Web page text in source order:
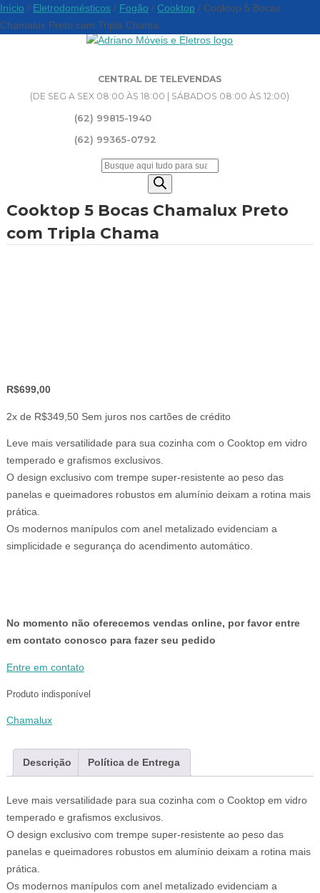
CENTRAL DE TELEVENDAS
(DE SEG A SEX 08:00 ÀS 18:00 | SÁBADOS 08:00 ÀS 12:00)
(62) 99815-1940
(62) 99365-0792
Pesquisar
Início / Eletrodomésticos / Fogão / Cooktop / Cooktop 5 Bocas
Chamalux Preto com Tripla Chama
Cooktop 5 Bocas Chamalux Preto
com Tripla Chama
R$699,00
2x de R$349,50 Sem juros nos cartões de crédito
Leve mais versatilidade para sua cozinha com o Cooktop em vidro
temperado e grafismos exclusivos.
O design exclusivo com trempe super-resistente ao peso das
panelas e queimadores robustos em alumínio deixam a rotina mais
prática.
Os modernos manípulos com anel metalizado evidenciam a
simplicidade e segurança do acendimento automático.
No momento não oferecemos vendas online, por favor entre
em contato conosco para fazer seu pedido
Entre em contato
Produto indisponível
Chamalux
Descrição Política de Entrega
Leve mais versatilidade para sua cozinha com o Cooktop em vidro
temperado e grafismos exclusivos.
O design exclusivo com trempe super-resistente ao peso das
panelas e queimadores robustos em alumínio deixam a rotina mais
prática.
Os modernos manípulos com anel metalizado evidenciam a